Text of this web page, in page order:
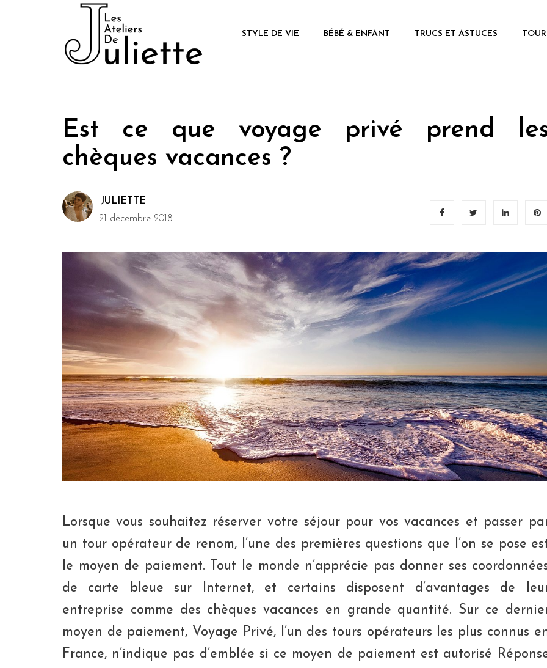
STYLE DE VIE BÉBÉ & ENFANT TRUCS ET ASTUCES
Est ce que voyage privé prend
chèques vacances ?
JULIETTE
21 décembre 2018
Lorsque vous souhaitez réserver votre séjour pour vos vacances et passer
un tour opérateur de renom, l’une des premières questions que l’on se pose
le moyen de paiement. Tout le monde n’apprécie pas donner ses
de carte bleue sur Internet, et certains disposent d’avantages de
entreprise comme des chèques vacances en grande quantité. Sur ce
moyen de paiement, Voyage Privé, l’un des tours opérateurs les plus connus
France, n’indique pas d’emblée si ce moyen de paiement est autorisé